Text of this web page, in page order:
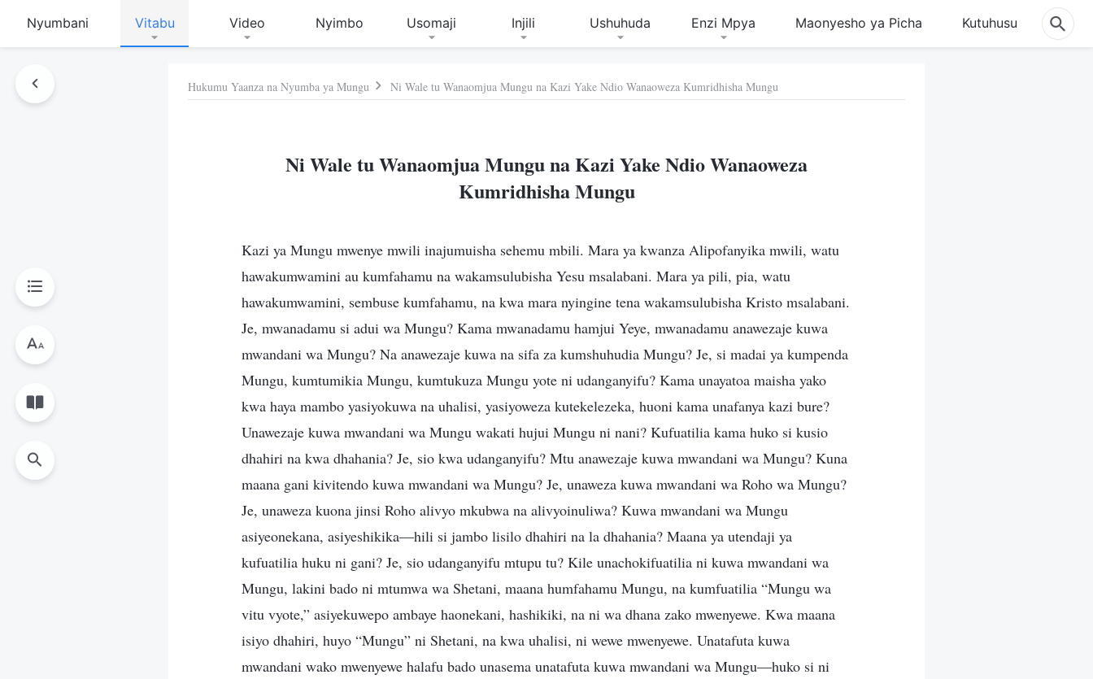
Nyumbani Vitabu Video Nyimbo Usomaji Injili Ushuhuda Enzi Mpya Maonyesho ya Picha Kutuhusu
Hukumu Yaanza na Nyumba ya Mungu Ni Wale tu Wanaomjua Mungu na Kazi Yake Ndio Wanaoweza Kumridhisha Mungu
Ni Wale tu Wanaomjua Mungu na Kazi Yake Ndio Wanaoweza
Kumridhisha Mungu
Kazi ya Mungu mwenye mwili inajumuisha sehemu mbili. Mara ya kwanza Alipofanyika mwili, watu
hawakumwamini au kumfahamu na wakamsulubisha Yesu msalabani. Mara ya pili, pia, watu
hawakumwamini, sembuse kumfahamu, na kwa mara nyingine tena wakamsulubisha Kristo msalabani.
Je, mwanadamu si adui wa Mungu? Kama mwanadamu hamjui Yeye, mwanadamu anawezaje kuwa
mwandani wa Mungu? Na anawezaje kuwa na sifa za kumshuhudia Mungu? Je, si madai ya kumpenda
Mungu, kumtumikia Mungu, kumtukuza Mungu yote ni udanganyifu? Kama unayatoa maisha yako
kwa haya mambo yasiyokuwa na uhalisi, yasiyoweza kutekelezeka, huoni kama unafanya kazi bure?
Unawezaje kuwa mwandani wa Mungu wakati hujui Mungu ni nani? Kufuatilia kama huko si kusio
dhahiri na kwa dhahania? Je, sio kwa udanganyifu? Mtu anawezaje kuwa mwandani wa Mungu? Kuna
maana gani kivitendo kuwa mwandani wa Mungu? Je, unaweza kuwa mwandani wa Roho wa Mungu?
Je, unaweza kuona jinsi Roho alivyo mkubwa na alivyoinuliwa? Kuwa mwandani wa Mungu
asiyeonekana, asiyeshikika—hili si jambo lisilo dhahiri na la dhahania? Maana ya utendaji ya
kufuatilia huku ni gani? Je, sio udanganyifu mtupu tu? Kile unachokifuatilia ni kuwa mwandani wa
Mungu, lakini bado ni mtumwa wa Shetani, maana humfahamu Mungu, na kumfuatilia “Mungu wa
vitu vyote,” asiyekuwepo ambaye haonekani, hashikiki, na ni wa dhana zako mwenyewe. Kwa maana
isiyo dhahiri, huyo “Mungu” ni Shetani, na kwa uhalisi, ni wewe mwenyewe. Unatafuta kuwa
mwandani wako mwenyewe halafu bado unasema unatafuta kuwa mwandani wa Mungu—huko si ni